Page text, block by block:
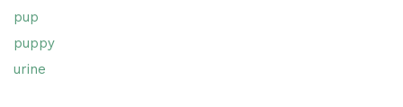
pup
puppy
urine